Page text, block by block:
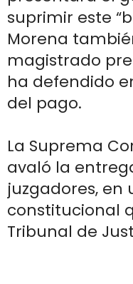
suprimir este
Morena
magistrado
ha defendido
del pago.
La Suprema
avaló la
juzgadores, en
constitucional
Tribunal de